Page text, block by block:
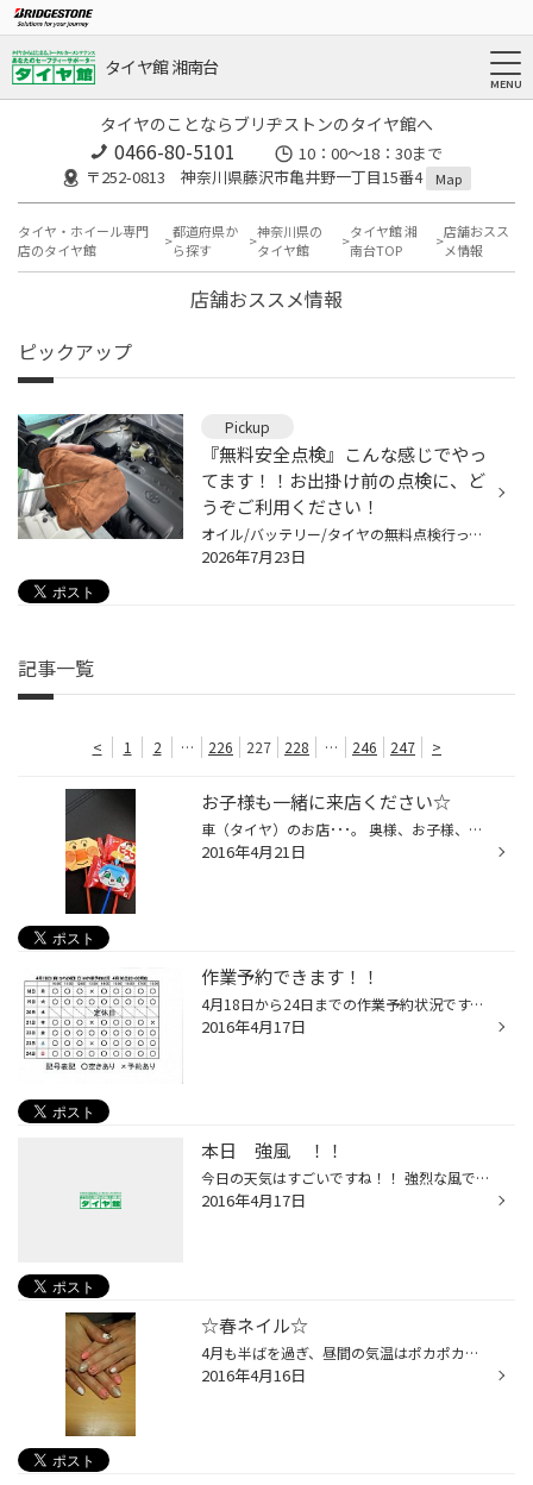
タイヤ館 湘南台
タイヤのことならブリヂストンのタイヤ館へ
0466-80-5101
10：00～18：30まで
〒252-0813 神奈川県藤沢市亀井野一丁目15番4
Map
タイヤ・ホイール専門
店のタイヤ館
都道府県か
ら探す
神奈川県の
タイヤ館
タイヤ館 湘
南台TOP
店舗おスス
メ情報
店舗おススメ情報
ピックアップ
Pickup
『無料安全点検』こんな感じでやっ
てます！！お出掛け前の点検に、ど
うぞご利用ください！
オイル/バッテリー/タイヤの無料点検行っています！！！ 今回は、点検の内容をご紹介させていただきます！ オイル点検のご紹介 駐車場内でも簡単にできる点検です。 オイルレベルゲージで『油量は適切か』『オイルが汚れていないか』をチェックします 交換のタイミングが近いお客様には、その旨をお...
2026年7月23日
記事一覧
< 1 2 … 226 227 228 … 246 247 >
お子様も一緒に来店ください☆
車（タイヤ）のお店･･･。 奥様、お子様、あんまりおもしろくない･･･。 ってのが本音ですかねぇ。。。 でもタイヤ館湘南台はお子様の気持ちを考えています！ お子様コーナーはもちろん完備。おもちゃ。ぬりえ。ゲーム。絵本。 おむつ交換台。お茶。水。おしぼり。ジュースなど。 乳児～幼児～小学生...
2016年4月21日
作業予約できます！！
4月18日から24日までの作業予約状況です。 冬用タイヤから夏用タイヤの履き替えで、 どの、お店さんも混んでたりしませんか？ 当店はまだまだ空いています（泣 オイル交換、履き替え、タイヤ交換など 予約受け付けていますので、 お問い合わせ下さいｖ
2016年4月17日
本日 強風 ！！
今日の天気はすごいですね！！ 強烈な風で、外の陳列もできません。 だけど、お店は元気良く運営中でございます！！ 見た目はちょっと開店休業みたいですが、 気軽にご来店ください！！
2016年4月17日
☆春ネイル☆
4月も半ばを過ぎ、昼間の気温はポカポカで 気持ちいいです。 先週、友人の子供が入学式ということで、 ママだってキレイにしたいもの！ 今回は肌なじみの良いピンク。 ホワイト＆シルバーにストーンを散りばめ、 ちとお出掛けスタイルに☆ 春はやっぱりピンク系がかわいい！ 私もピンクにしていたの...
2016年4月16日